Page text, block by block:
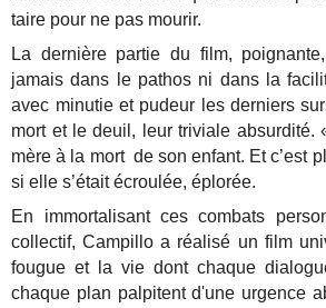
taire pour ne pas mourir.
La dernière partie du film,
jamais dans le pathos ni dans la
avec minutie et pudeur les derniers
mort et le deuil, leur triviale absurdité.
mère à la mort de son enfant. Et c’est
si elle s’était écroulée, éplorée.
En immortalisant ces combats
collectif, Campillo a réalisé un film
fougue et la vie dont chaque
chaque plan palpitent d'une urgence